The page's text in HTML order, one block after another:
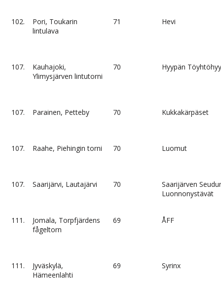
102.
Pori, Toukarin
lintulava
71 Hevi
107.
Kauhajoki,
Ylimysjärven lintutorni
70 Hyypän
107. Parainen, Petteby 70 Kukkakärpäset
107. Raahe, Piehingin torni 70 Luomut
107. Saarijärvi, Lautajärvi 70
Saarijärven
Luonnonystävät
111.
Jomala, Torpfjärdens
fågeltorn
69 ÅFF
111.
Jyväskylä,
Hämeenlahti
69 Syrinx